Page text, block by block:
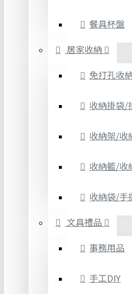
餐具杯盤
居家收納
免打孔收
收納掛袋/
收納架/收
收納籃/收
收納袋/手
文具禮品
事務用品
手工DIY